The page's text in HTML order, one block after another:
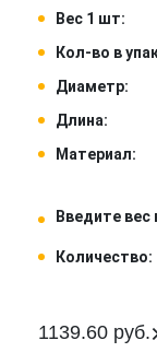
Вес 1 шт:
Кол-во в
Диаметр:
Длина:
Материал:
Введите вес
Количество:
1139.60 руб.